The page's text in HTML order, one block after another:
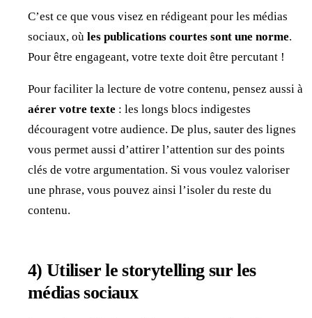
C’est ce que vous visez en rédigeant pour les médias
sociaux, où les publications courtes sont une norme.
Pour être engageant, votre texte doit être percutant !
Pour faciliter la lecture de votre contenu, pensez aussi à
aérer votre texte : les longs blocs indigestes
découragent votre audience. De plus, sauter des lignes
vous permet aussi d’attirer l’attention sur des points
clés de votre argumentation. Si vous voulez valoriser
une phrase, vous pouvez ainsi l’isoler du reste du
contenu.
4)Utiliser le storytelling sur les
médias sociaux